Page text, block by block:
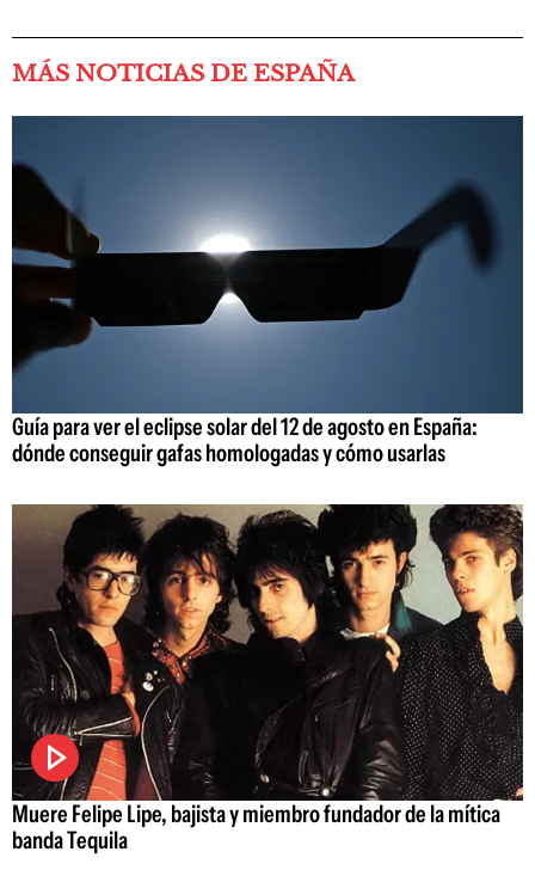
MÁS NOTICIAS DE ESPAÑA
Guía para ver el eclipse solar del 12 de agosto en España:
dónde conseguir gafas homologadas y cómo usarlas
Muere Felipe Lipe, bajista y miembro fundador de la mítica
banda Tequila